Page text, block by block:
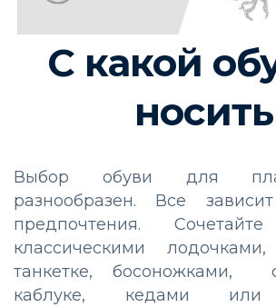
С какой
носить
Выбор обуви для
разнообразен. Все
предпочтения.
классическими
танкетке, босоножками,
каблуке, кедами или